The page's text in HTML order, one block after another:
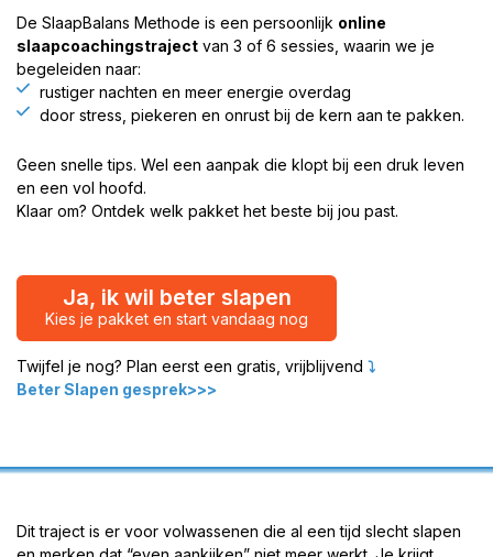
De SlaapBalans Methode is een persoonlijk online
slaapcoachingstraject van 3 of 6 sessies, waarin we je
begeleiden naar:
rustiger nachten en meer energie overdag
door stress, piekeren en onrust bij de kern aan te pakken.
Geen snelle tips. Wel een aanpak die klopt bij een druk leven
en een vol hoofd.
Klaar om? Ontdek welk pakket het beste bij jou past.
Ja, ik wil beter slapen
Kies je pakket en start vandaag nog
Twijfel je nog? Plan eerst een gratis, vrijblijvend ⤵️
Beter Slapen gesprek>>>
Dit traject is er voor volwassenen die al een tijd slecht slapen